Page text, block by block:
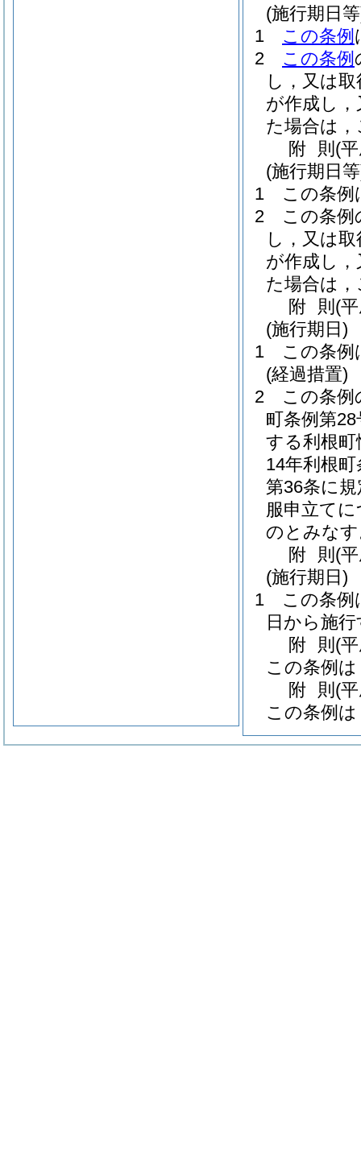
(施行期日
1
この条例
2
この条例
し，又は
が作成し
た場合は
附 則 (
(施行期日
1
この条例
2
この条例
し，又は
が作成し
た場合は
附 則 (
(施行期日)
1
この条例
(経過措置)
2
この条例
町条例第
する利根町
14年利根
第36条に
服申立て
のとみな
附 則 (
(施行期日)
1
この条例
日から施
附 則 (
この条例
附 則 (
この条例